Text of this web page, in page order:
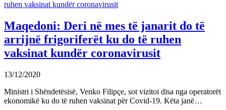
Maqedoni: Deri në mes të janarit do të
arrijnë frigoriferët ku do të ruhen
vaksinat kundër coronavirusit
13/12/2020
Ministri i Shëndetësisë, Venko Filipçe, sot vizitoi disa nga operatorët
ekonomikë ku do të ruhen vaksinat për Covid-19. Këta janë…